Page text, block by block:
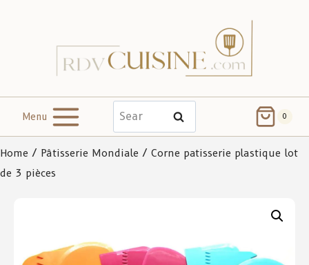
Menu Search 0
Home / Pâtisserie Mondiale / Corne patisserie plastique lot
de 3 pièces